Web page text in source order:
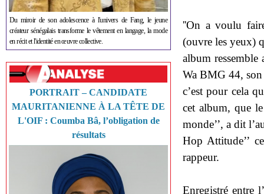
Du miroir de son adolescence à l'univers de Fang, le jeune
créateur sénégalais transforme le vêtement en langage, la mode
en récit et l'identité en œuvre collective.
PORTRAIT – CANDIDATE
MAURITANIENNE À LA TÊTE DE
L'OIF : Coumba Bâ, l’obligation de
résultats
''On a voulu
(ouvre les yeux)
album ressemble
Wa BMG 44,
c’est pour cela
cet album, que
monde’’, a dit
Hop Attitude’’
rappeur.
Enregistré entre